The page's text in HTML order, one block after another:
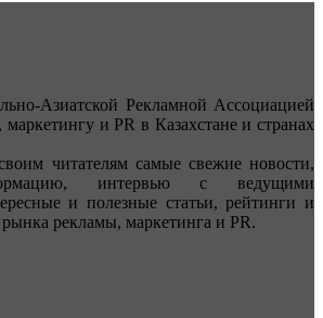
Азиатской Рекламной Ассоциацией
и PR в Казахстане и странах
читателям самые свежие новости,
интервью с ведущими
и полезные статьи, рейтинги и
рекламы, маркетинга и PR.